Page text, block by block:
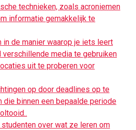
technieken, zoals acroniemen
informatie gemakkelijk te
in de manier waarop je iets leert
media te gebruiken
uit te proberen voor
op door deadlines op te
die binnen een bepaalde periode
over wat ze leren om